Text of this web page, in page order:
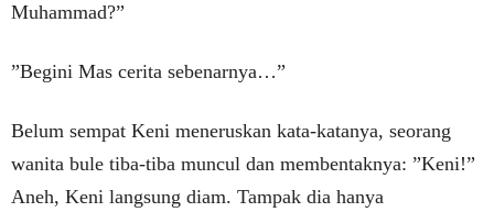
Muhammad?”
”Begini Mas cerita sebenarnya…”
Belum sempat Keni meneruskan kata-katanya, seorang
wanita bule tiba-tiba muncul dan membentaknya: ”Keni!”
Aneh, Keni langsung diam. Tampak dia hanya